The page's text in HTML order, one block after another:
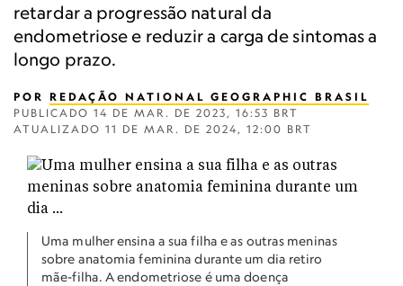
retardar a progressão natural da
endometriose e reduzir a carga de sintomas a
longo prazo.
POR REDAÇÃO NATIONAL GEOGRAPHIC BRASIL
PUBLICADO 14 DE MAR. DE 2023, 16:53 BRT
ATUALIZADO 11 DE MAR. DE 2024, 12:00 BRT
Uma mulher ensina a sua filha e as outras meninas
sobre anatomia feminina durante um dia retiro
mãe-filha. A endometriose é uma doença